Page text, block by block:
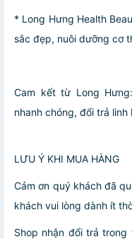
* Long Hưng Health
sắc đẹp, nuôi dưỡng cơ
Cam kết từ Long
nhanh chóng, đổi trả
LƯU Ý KHI MUA HÀNG
Cảm ơn quý khách đã
khách vui lòng dành ít
Shop nhận đổi trả trong